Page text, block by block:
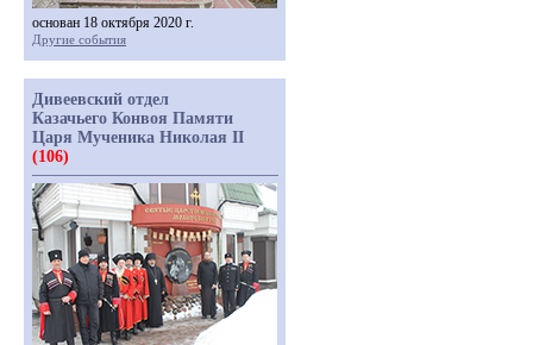
основан 18 октября 2020 г.
Другие события
Дивеевский отдел
Казачьего Конвоя Памяти
Царя Мученика Николая II
(106)